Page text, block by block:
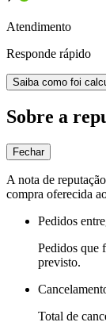
Atendimento
Responde rápido
Saiba como foi
Sobre a
Fechar
A nota de
compra oferecida
Pedidos
Pedidos que
previsto.
Total de